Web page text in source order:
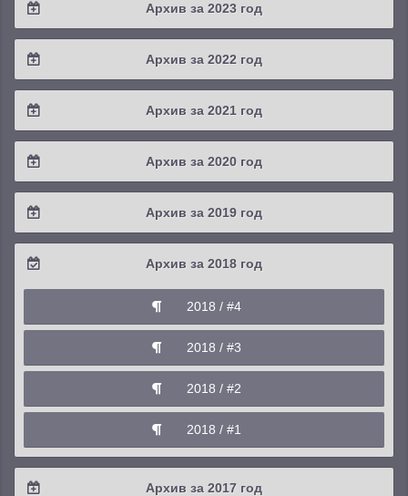
2025 / #1
2024 / #3
2024 / #1
Архив за 2023 год
2023 / #4
2023 / #3
2023 / #1
Архив за 2022 год
2022 / #4
2022 / #3
2022 / #1
Архив за 2021 год
2021 / #4
2021 / #3
2021 / #1
Архив за 2020 год
2020 / #4
2020 / #3
Архив за 2019 год
2019 / #4
2019 / #3
2019 / #2
2019 / #1
Архив за 2018 год
2018 / #4
2018 / #3
2018 / #2
2018 / #1
Архив за 2017 год